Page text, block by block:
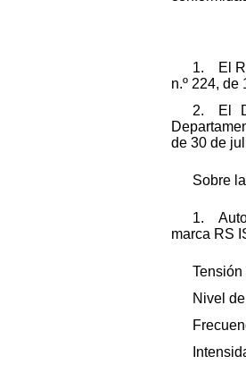
1. El
n.º 224, de
2. El
de 30 de
Sobre
1.
marca RS
Tensión
Nivel